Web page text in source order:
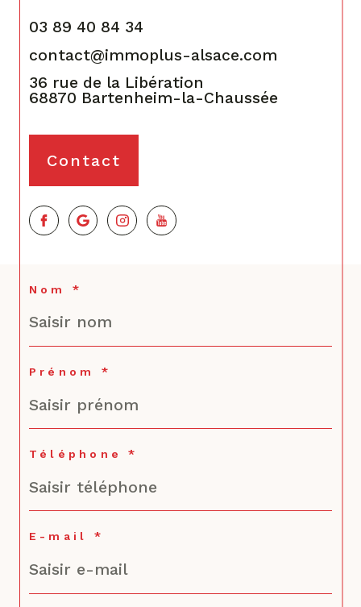
Nom *
Prénom *
Téléphone *
E-mail *
03 89 40 84 34
contact@immoplus-alsace.com
36 rue de la Libération
68870
Bartenheim-la-Chaussée
Contact